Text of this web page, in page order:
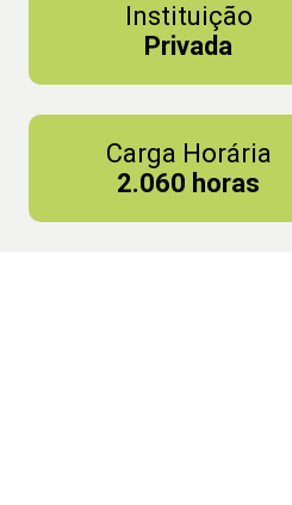
Instituição
Privada
Carga Horária
2.060 horas